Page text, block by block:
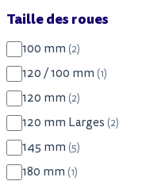
Taille des roues
100 mm (2)
120 / 100 mm (1)
120 mm (2)
120 mm Larges (2)
145 mm (5)
180 mm (1)